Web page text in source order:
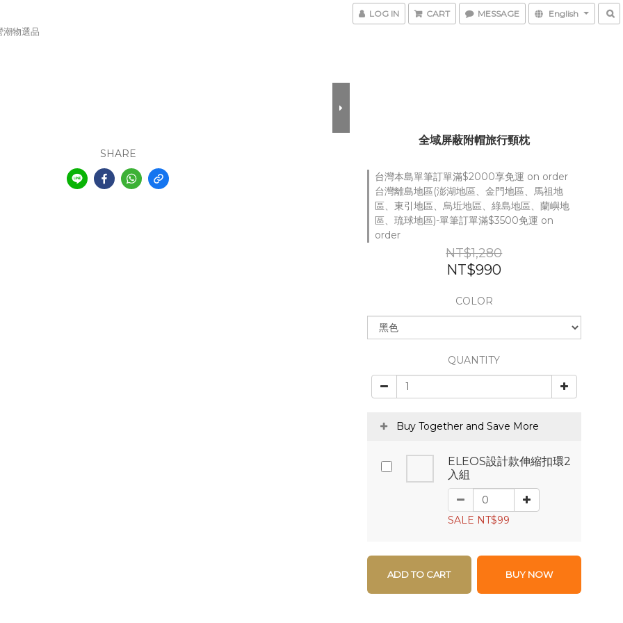
LOG IN CART MESSAGE English
潮物選品
SHARE
全域屏蔽附帽旅行頸枕
台灣本島單筆訂單滿$2000享免運 on order
台灣離島地區(澎湖地區、金門地區、馬祖地
區、東引地區、烏坵地區、綠島地區、蘭嶼地
區、琉球地區)-單筆訂單滿$3500免運 on
order
NT$1,280
NT$990
COLOR
QUANTITY
Buy Together and Save More
ELEOS設計款伸縮扣環2
入組
SALE NT$99
ADD TO CART BUY NOW